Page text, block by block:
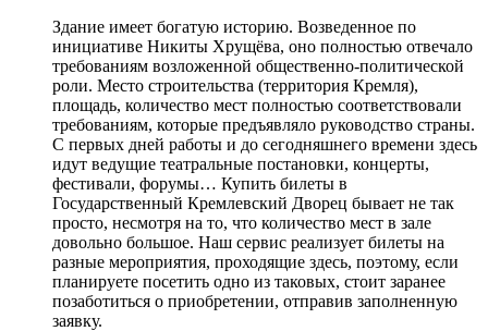
Здание имеет богатую историю. Возведенное по
инициативе Никиты Хрущёва, оно полностью отвечало
требованиям возложенной общественно-политической
роли. Место строительства (территория Кремля),
площадь, количество мест полностью соответствовали
требованиям, которые предъявляло руководство страны.
С первых дней работы и до сегодняшнего времени здесь
идут ведущие театральные постановки, концерты,
фестивали, форумы… Купить билеты в
Государственный Кремлевский Дворец бывает не так
просто, несмотря на то, что количество мест в зале
довольно большое. Наш сервис реализует билеты на
разные мероприятия, проходящие здесь, поэтому, если
планируете посетить одно из таковых, стоит заранее
позаботиться о приобретении, отправив заполненную
заявку.